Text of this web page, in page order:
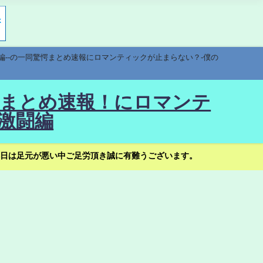
の一同驚愕まとめ速報にロマンティックが止まらない？-僕の
とめ速報！にロマンテ
闘編
足元が悪い中ご足労頂き誠に有難うございます。